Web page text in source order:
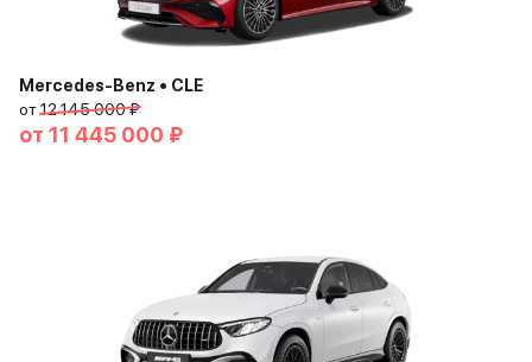
Mercedes-Benz • CLE
от12 145 000 ₽
от 11 445 000 ₽